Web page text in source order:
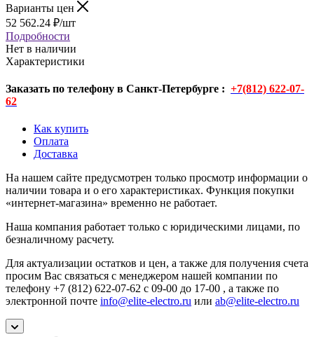
Варианты цен
52 562.24 ₽/шт
Подробности
Нет в наличии
Характеристики
Заказать по телефону в Санкт-Петербурге : +7(812) 622-07-
62
Как купить
Оплата
Доставка
На нашем сайте предусмотрен только просмотр информации о
наличии товара и о его характеристиках. Функция покупки
«интернет-магазина» временно не работает.
Наша компания работает только с юридическими лицами, по
безналичному расчету.
Для актуализации остатков и цен, а также для получения счета
просим Вас связаться с менеджером нашей компании по
телефону +7 (812) 622-07-62 с 09-00 до 17-00 , а также по
электронной почте info@elite-electro.ru или ab@elite-electro.ru